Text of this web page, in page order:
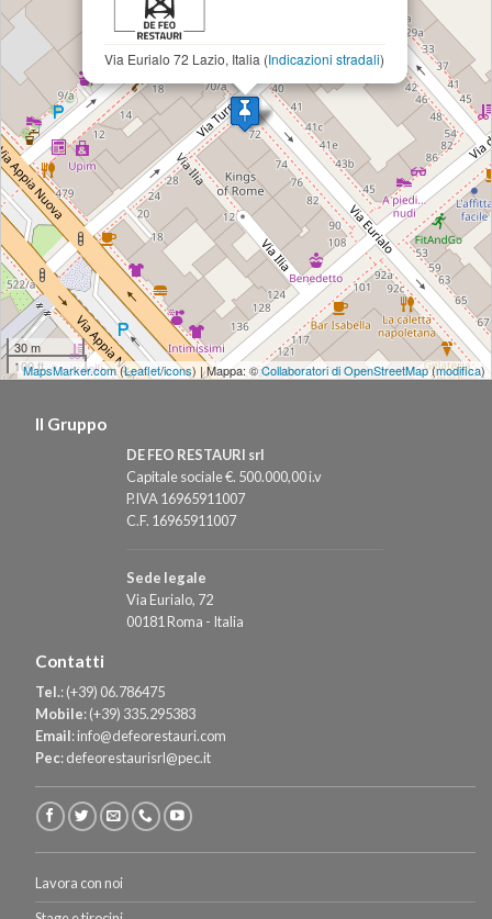
Via Eurialo 72 Lazio, Italia (Indicazioni stradali)
30 m
100 ft
MapsMarker.com(Leaflet/icons) | Mappa: ©Collaboratori di OpenStreetMap(modifica)
Il Gruppo
DE FEO RESTAURI srl
Capitale sociale €. 500.000,00 i.v
P.IVA 16965911007
C.F. 16965911007
Sede legale
Via Eurialo, 72
00181 Roma - Italia
Contatti
Tel.:(+39) 06.786475
Mobile:(+39) 335.295383
Email:info@defeorestauri.com
Pec:defeorestaurisrl@pec.it
Lavora con noi